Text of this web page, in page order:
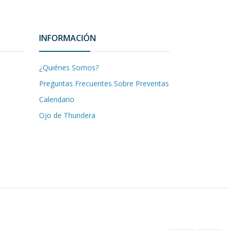
INFORMACIÓN
¿Quiénes Somos?
Preguntas Frecuentes Sobre Preventas
Calendario
Ojo de Thundera